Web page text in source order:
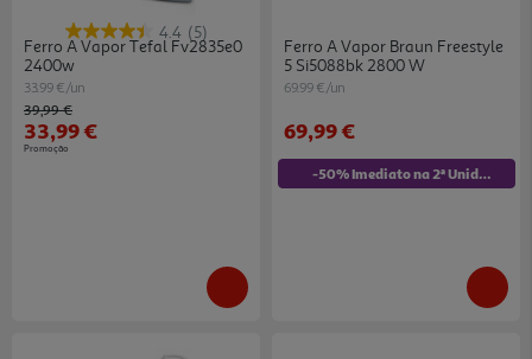
4.4 (5)
Ferro A Vapor Tefal Fv2835e0
2400w
33.99 €/un
Price reduced from
39,99 €to
33,99 €
Promoção
Ferro A Vapor Braun Freestyle
5 Si5088bk 2800 W
69.99 €/un
69,99 €
-50% Imediato na 2ª Unidade